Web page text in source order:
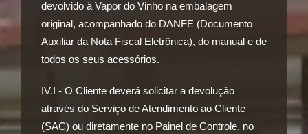
devolvido à Vapor do Vinho na embalagem
original, acompanhado do DANFE (Documento
Auxiliar da Nota Fiscal Eletrônica), do manual e de
todos os seus acessórios.
IV.I - O Cliente deverá solicitar a devolução
através do Serviço de Atendimento ao Cliente
(SAC) ou diretamente no Painel de Controle, no